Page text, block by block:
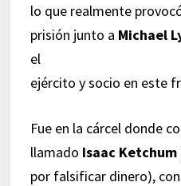
lo que realmente
prisión junto a Michael
el
ejército y socio en este
Fue en la cárcel donde
llamado Isaac Ketchum
por falsificar dinero),